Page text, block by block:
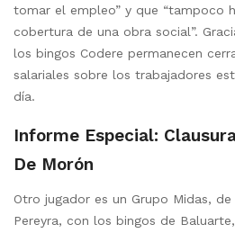
tomar el empleo” y que “tampoco
cobertura de una obra social”.
los bingos Codere permanecen
salariales sobre los trabajadores
día.
Informe Especial:
De Morón
Otro jugador es un Grupo Midas,
Pereyra, con los bingos de